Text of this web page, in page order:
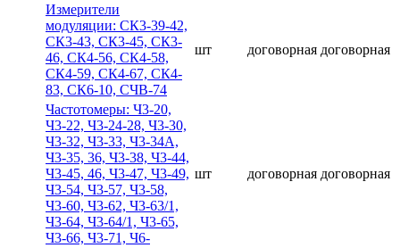
Измерители
модуляции: СК3-39-42,
СК3-43, СК3-45, СК3-
46, СК4-56, СК4-58,
СК4-59, СК4-67, СК4-
83, СК6-10, СЧВ-74
шт договорная договорная
Частотомеры: Ч3-20,
Ч3-22, Ч3-24-28, Ч3-30,
Ч3-32, Ч3-33, Ч3-34А,
Ч3-35, 36, Ч3-38, Ч3-44,
Ч3-45, 46, Ч3-47, Ч3-49,
Ч3-54, Ч3-57, Ч3-58,
Ч3-60, Ч3-62, Ч3-63/1,
Ч3-64, Ч3-64/1, Ч3-65,
Ч3-66, Ч3-71, Ч6-
шт договорная договорная